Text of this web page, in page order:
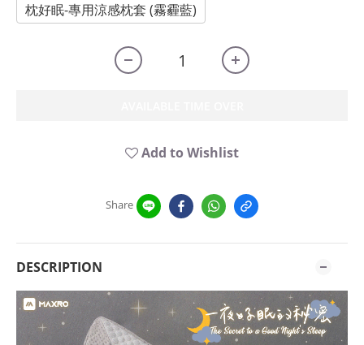
枕好眠-專用涼感枕套 (霧霾藍)
Add to Wishlist
Share
DESCRIPTION